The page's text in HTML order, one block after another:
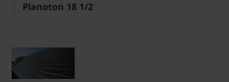
Planoton 18 1/2